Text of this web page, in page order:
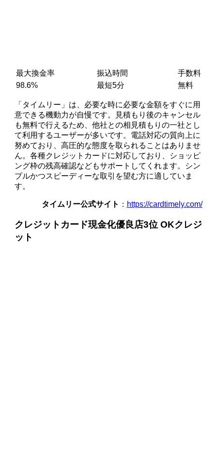
最大換金率 振込時間
手数料
98.6%
最短5分 無料
「タイムリー」は、必要な時に必要な金額をすぐに用
意できる機動力が自慢です。見積もり後のキャンセル
も無料で行えるため、他社との相見積もりの一社とし
て利用するユーザーが多いです。電話対応の質向上に
努めており、高圧的な態度を取られることはありませ
ん。各種クレジットカードに対応しており、ショッピ
ング枠の残高確認などもサポートしてくれます。シン
プルかつスピーディーな取引を望む方に適していま
す。
タイムリー公式サイト ： https://cardtimely.com/
クレジットカード現金化優良店3位 OKクレジ
ット